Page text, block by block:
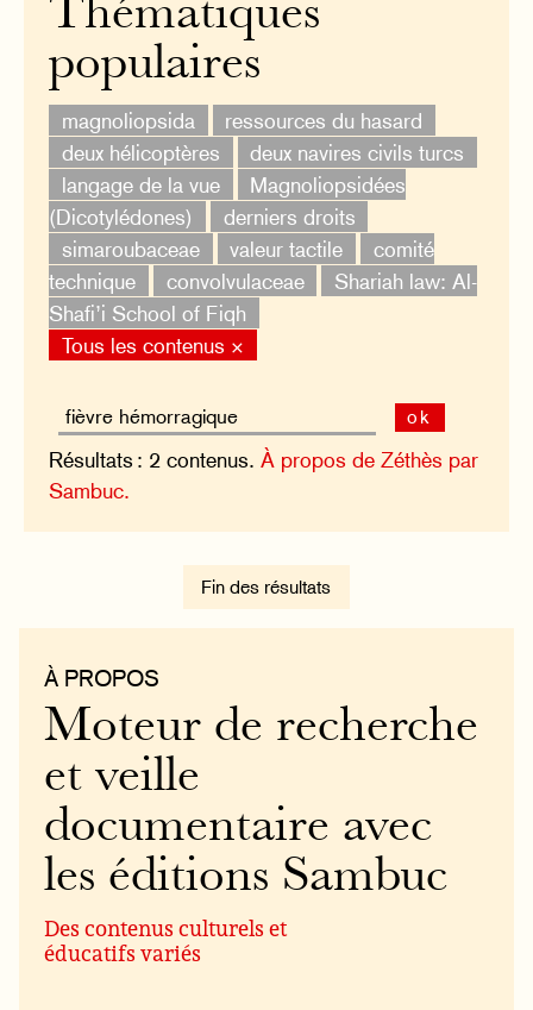
Thématiques
populaires
magnoliopsida
ressources du hasard
deux hélicoptères
deux navires civils turcs
langage de la vue
Magnoliopsidées
(Dicotylédones)
derniers droits
simaroubaceae
valeur tactile
comité
technique
convolvulaceae
Shariah law: Al-
Shafi’i School of Fiqh
Tous les contenus ×
ok
Résultats : 2 contenus.À propos de Zéthès par
Sambuc.
Fin des résultats
À PROPOS
Moteur de recherche
et veille
documentaire avec
les éditions Sambuc
Des contenus culturels et
éducatifs variés